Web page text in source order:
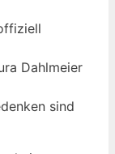
Dahlmeier
sind